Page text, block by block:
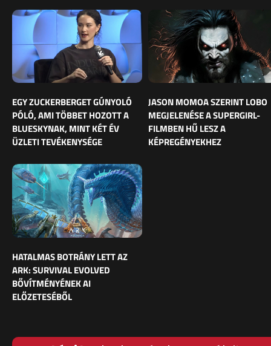
EGY ZUCKERBERGET GÚNYOLÓ
PÓLÓ, AMI TÖBBET HOZOTT A
BLUESKYNAK, MINT KÉT ÉV
ÜZLETI TEVÉKENYSÉGE
JASON MOMOA SZERINT LOBO
MEGJELENÉSE A SUPERGIRL-
FILMBEN HŰ LESZ A
KÉPREGÉNYEKHEZ
HATALMAS BOTRÁNY LETT AZ
ARK: SURVIVAL EVOLVED
BŐVÍTMÉNYÉNEK AI
ELŐZETESÉBŐL